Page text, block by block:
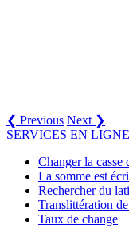
❮ Previous Next ❯
SERVICES EN LIGNE
Changer la casse
La somme est
Rechercher du
Translittération
Taux de change